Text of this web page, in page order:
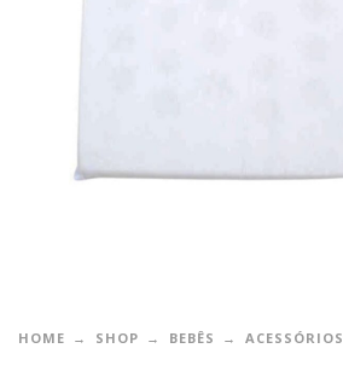
HOME SHOP BEBÊS ACESSÓRIOS